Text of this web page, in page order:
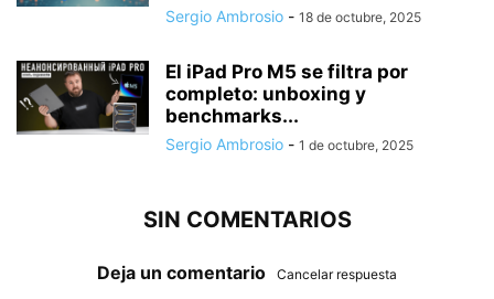
Sergio Ambrosio - 18 de octubre, 2025
El iPad Pro M5 se filtra por
completo: unboxing y
benchmarks...
Sergio Ambrosio - 1 de octubre, 2025
SIN COMENTARIOS
Deja un comentario Cancelar respuesta